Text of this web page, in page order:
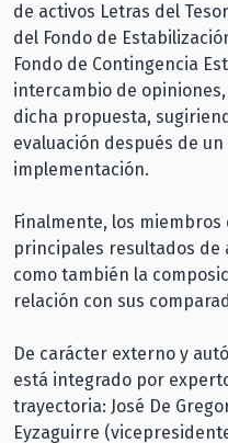
de activos Letras del
del Fondo de
Fondo de Contingencia
intercambio de
dicha propuesta,
evaluación después de
implementación.
Finalmente, los
principales resultados de
como también la
relación con sus
De carácter externo y
está integrado por
trayectoria: José De
Eyzaguirre